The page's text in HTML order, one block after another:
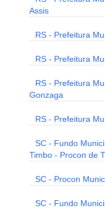
Assis
RS - Prefeitura
RS - Prefeitura
RS - Prefeitura
Gonzaga
RS - Prefeitura
SC - Fundo
Timbo - Procon de
SC - Procon
SC - Fundo